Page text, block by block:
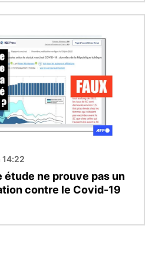
étude ne prouve pas un
contre le Covid-19